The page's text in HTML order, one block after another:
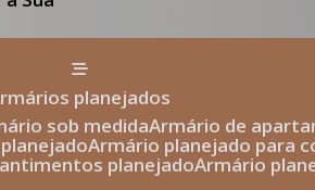
armários planejados
sob medida armário de
armário planejado para
planejado armário